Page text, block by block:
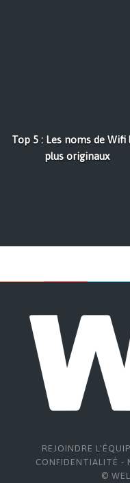
Top 5 : Les noms de Wifi
plus originaux
REJOINDRE
CONFIDENTIALITÉ -
©